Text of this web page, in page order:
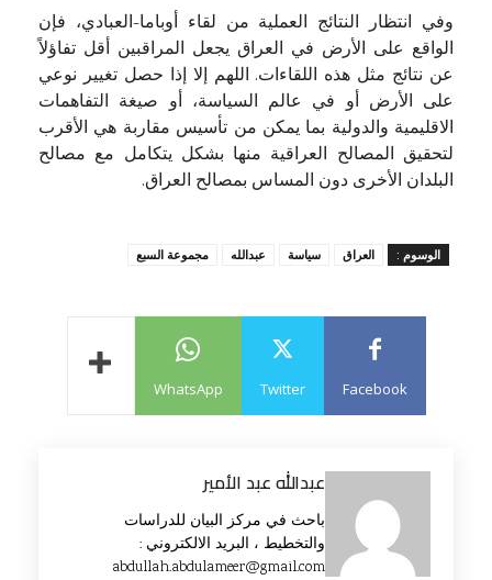
وفي انتظار النتائج العملية من لقاء أوباما-العبادي، فإن
الواقع على الأرض في العراق يجعل المراقبين أقل تفاؤلاً
عن نتائج مثل هذه اللقاءات. اللهم إلا إذا حصل تغيير نوعي
على الأرض أو في عالم السياسة، أو صيغة التفاهمات
الاقليمية والدولية بما يمكن من تأسيس مقاربة هي الأقرب
لتحقيق المصالح العراقية منها بشكل يتكامل مع مصالح
البلدان الأخرى دون المساس بمصالح العراق.
الوسوم : العراق سياسة عبدالله مجموعة السبع
Facebook
Twitter
WhatsApp
عبدالله عبد الأمير
باحث في مركز البيان للدراسات
والتخطيط ، البريد الالكتروني :
abdullah.abdulameer@gmail.com